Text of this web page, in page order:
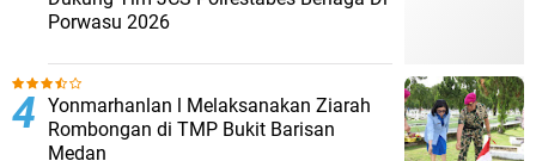
Porwasu 2026
Yonmarhanlan l Melaksanakan Ziarah
Rombongan di TMP Bukit Barisan
Medan